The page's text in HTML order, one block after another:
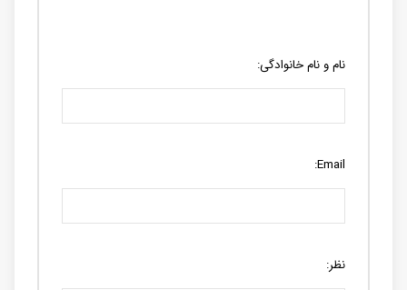
نام و نام خانوادگی:
Email:
نظر: